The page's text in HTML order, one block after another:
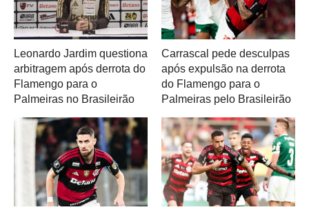
Leonardo Jardim questiona
arbitragem após derrota do
Flamengo para o
Palmeiras no Brasileirão
Carrascal pede desculpas
após expulsão na derrota
do Flamengo para o
Palmeiras pelo Brasileirão